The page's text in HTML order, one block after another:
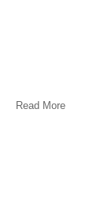
Read More